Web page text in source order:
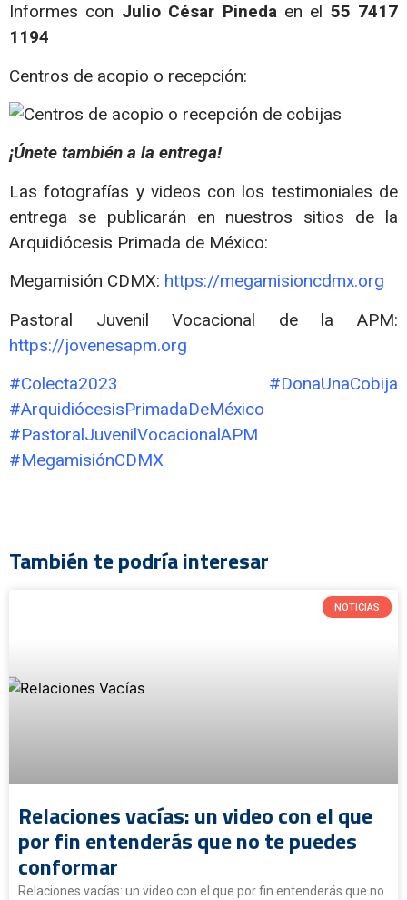
Informes con Julio César Pinedaen el 55 7417
1194
Centros de acopio o recepción:
¡Únete también a la entrega!
Las fotografías y videos con los testimoniales de
entrega se publicarán en nuestros sitios de la
Arquidiócesis Primada de México:
Megamisión CDMX: https://megamisioncdmx.org
Pastoral Juvenil Vocacional de la APM:
https://jovenesapm.org
#Colecta2023 #DonaUnaCobija
#ArquidiócesisPrimadaDeMéxico
#PastoralJuvenilVocacionalAPM
#MegamisiónCDMX
También te podría interesar
NOTICIAS
Relaciones vacías: un video con el que
por fin entenderás que no te puedes
conformar
Relaciones vacías: un video con el que por fin entenderás que no